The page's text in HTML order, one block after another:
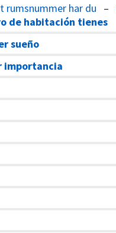
rumsnummer har du –
de habitación tienes
sueño
importancia